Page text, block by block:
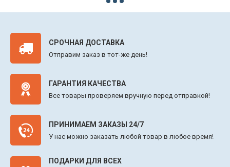
СРОЧНАЯ ДОСТАВКА
Отправим заказ в тот-же день!
ГАРАНТИЯ КАЧЕСТВА
Все товары проверяем вручную перед отправкой!
ПРИНИМАЕМ ЗАКАЗЫ 24/7
У нас можно заказать любой товар в любое время!
ПОДАРКИ ДЛЯ ВСЕХ